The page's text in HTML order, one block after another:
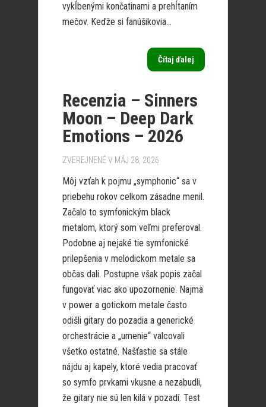
vykĺbenými končatinami a prehĺtaním
mečov. Keďže si fanúšikovia...
Čítaj ďalej
Recenzia – Sinners
Moon – Deep Dark
Emotions – 2026
ZVEREJNENÉ V MÁJ 28, 2026
Môj vzťah k pojmu „symphonic“ sa v
priebehu rokov celkom zásadne menil.
Začalo to symfonickým black
metalom, ktorý som veľmi preferoval.
Podobne aj nejaké tie symfonické
prilepšenia v melodickom metale sa
občas dali. Postupne však popis začal
fungovať viac ako upozornenie. Najmä
v power a gotickom metale často
odišli gitary do pozadia a generické
orchestrácie a „umenie“ valcovali
všetko ostatné. Našťastie sa stále
nájdu aj kapely, ktoré vedia pracovať
so symfo prvkami vkusne a nezabudli,
že gitary nie sú len kilá v pozadí. Test